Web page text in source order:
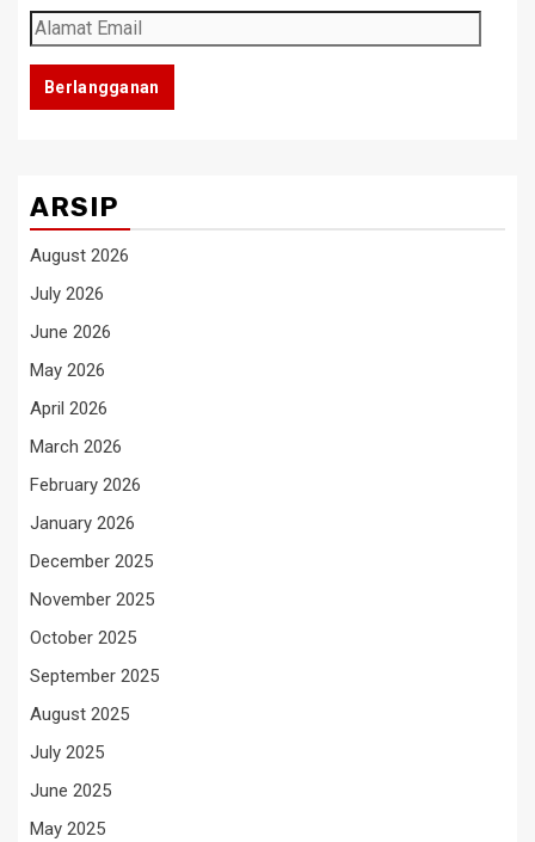
Alamat
Email
Berlangganan
ARSIP
August 2026
July 2026
June 2026
May 2026
April 2026
March 2026
February 2026
January 2026
December 2025
November 2025
October 2025
September 2025
August 2025
July 2025
June 2025
May 2025